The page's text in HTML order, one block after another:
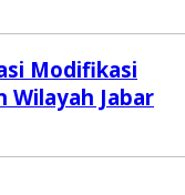
Modifikasi
Wilayah Jabar